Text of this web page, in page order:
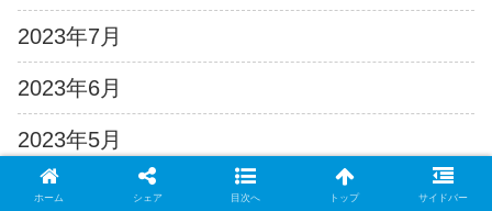
2023年7月
2023年6月
2023年5月
2023年4月
ホーム シェア 目次へ トップ サイドバー